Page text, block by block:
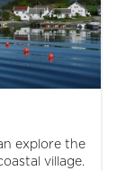
explore the
village.